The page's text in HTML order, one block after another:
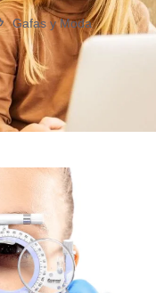
Gafas y Moda